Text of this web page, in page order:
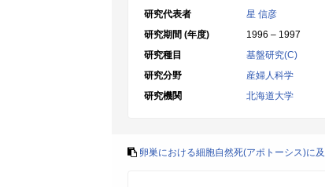
研究代表者
星 信彦
研究期間 (年度)
1996 – 1997
研究種目
基盤研究(C)
研究分野
産婦人科学
研究機関
北海道大学
卵巣における細胞自然死(アポトーシス)に